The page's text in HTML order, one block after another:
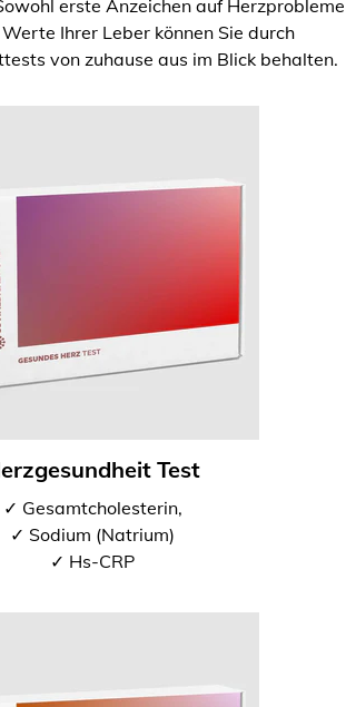
erste Anzeichen auf Herzprobleme
Ihrer Leber können Sie durch
von zuhause aus im Blick behalten.
Test
✓ Gesamtcholesterin,
✓ Sodium (Natrium)
✓ Hs-CRP